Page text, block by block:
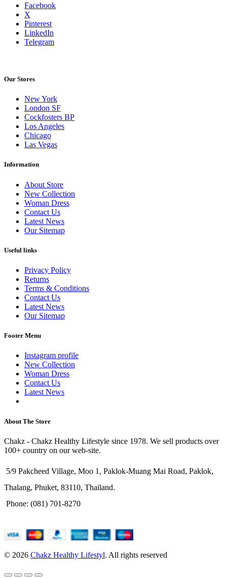
Facebook
X
Pinterest
LinkedIn
Telegram
Our Stores
New York
London SF
Cockfosters BP
Los Angeles
Chicago
Las Vegas
Information
About Store
New Collection
Woman Dress
Contact Us
Latest News
Our Sitemap
Useful links
Privacy Policy
Returns
Terms & Conditions
Contact Us
Latest News
Our Sitemap
Footer Menu
Instagram profile
New Collection
Woman Dress
Contact Us
Latest News
About The Store
Chakz - Chakz Healthy Lifestyle since 1978. We sell products over
100+ country on our web-site.
5/9 Pakcheed Village, Moo 1, Paklok-Muang Mai Road, Paklok,
Thalang, Phuket, 83110, Thailand.
Phone: (081) 701-8270
© 2026 Chakz Healthy Lifestyl. All rights reserved